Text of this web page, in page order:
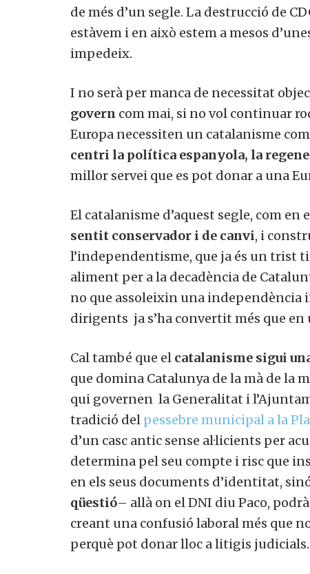
de més d’un segle. La destrucció de
estàvem i en això estem a mesos
impedeix.
I no serà per manca de necessitat
govern com mai, si no vol continuar
Europa necessiten un catalanisme
centri la política espanyola, la
millor servei que es pot donar a una
El catalanisme d’aquest segle, com en
sentit conservador i de canvi, i
l’independentisme, que ja és un trist
aliment per a la decadència de
no que assoleixin una independència
dirigents ja s’ha convertit més que
Cal també que el catalanisme sigui
que domina Catalunya de la mà de la
qui governen la Generalitat i
tradició del pessebre municipal a la
d’un casc antic sense al·licients per
determina pel seu compte i risc que
en els seus documents d’identitat,
qüestió– allà on el DNI diu Paco,
creant una confusió laboral més que
perquè pot donar lloc a litigis judicials.